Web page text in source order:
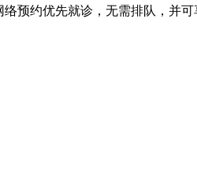
预约优先就诊，无需排队，并可